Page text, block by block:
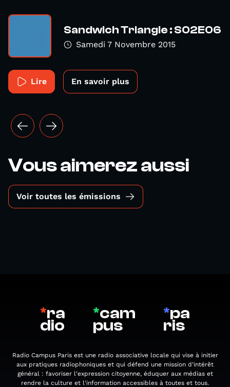
Sandwich Triangle : S02E06
Samedi 7 Novembre 2015
Lire En savoir plus
Vous aimerez aussi
Voir toutes les émissions
*ra
dio
*cam
pus
*pa
ris
Radio Campus Paris est une radio associative locale qui vise à initier
aux pratiques radiophoniques et qui défend une mission d'intérêt
général : favoriser l'expression citoyenne, éduquer aux médias et
rendre la culture et l'information accessibles à toutes et tous.